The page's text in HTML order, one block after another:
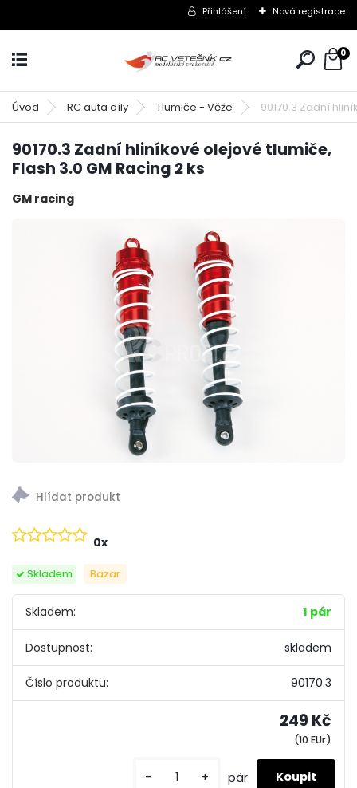
Přihlášení Nová registrace
0
Úvod RC auta díly Tlumiče - Věže 90170.3 Zadní
90170.3 Zadní hliníkové olejové tlumiče,
Flash 3.0 GM Racing 2 ks
GM racing
Skladem Bazar
0x
Skladem: 1 pár
Dostupnost: skladem
Číslo produktu: 90170.3
249 Kč
(10 EUr)
- + pár